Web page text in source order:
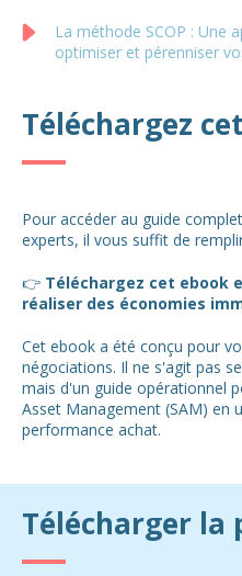
La méthode SCOP : Une
optimiser et pérenniser
Téléchargez
Pour accéder au guide
experts, il vous suffit de
👉 Téléchargez cet ebook
réaliser des économies
Cet ebook a été conçu pour
négociations. Il ne s'agit pas
mais d'un guide opérationnel
Asset Management (SAM) en
performance achat.
Télécharger la